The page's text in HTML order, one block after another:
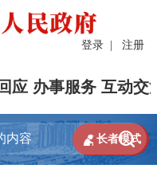
登录 | 注册
应 办事服务 互动交

 长者模式